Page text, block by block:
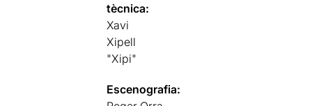
tècnica:
Xavi
Xipell
"Xipi"
Escenografia: